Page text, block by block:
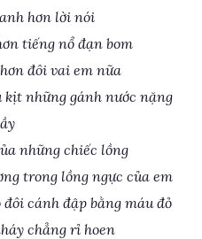
hơn lời nói
tiếng nổ đạn bom
đôi vai em nữa
những gánh nước nặng
những chiếc lồng
trong lồng ngực của em
cánh đập bằng máu đỏ
chẳng rỉ hoen